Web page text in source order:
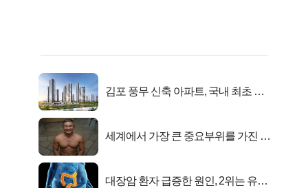
김포 풍무 신축 아파트, 국내 최초 반
세계에서 가장 큰 중요부위를 가진 남
대장암 환자 급증한 원인, 2위는 유산